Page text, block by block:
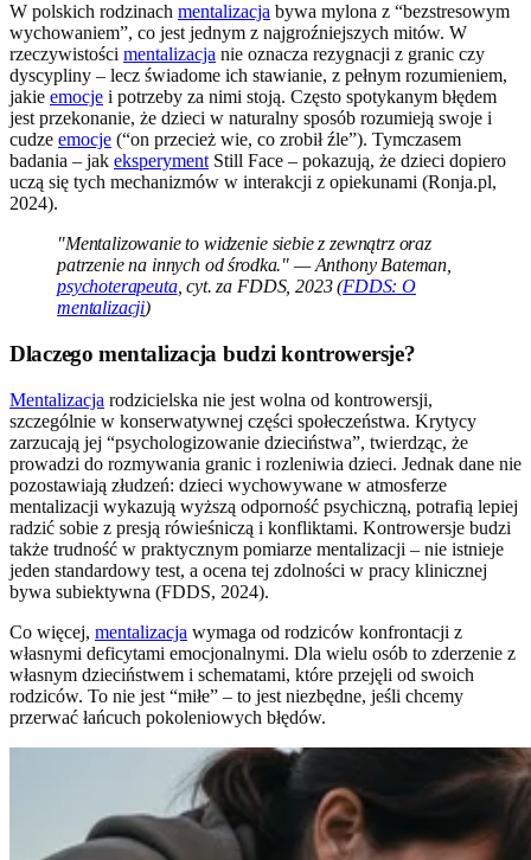
W polskich rodzinach mentalizacja bywa mylona z “bezstresowym
wychowaniem”, co jest jednym z najgroźniejszych mitów. W
rzeczywistości mentalizacja nie oznacza rezygnacji z granic czy
dyscypliny – lecz świadome ich stawianie, z pełnym rozumieniem,
jakie emocje i potrzeby za nimi stoją. Często spotykanym błędem
jest przekonanie, że dzieci w naturalny sposób rozumieją swoje i
cudze emocje (“on przecież wie, co zrobił źle”). Tymczasem
badania – jak eksperyment Still Face – pokazują, że dzieci dopiero
uczą się tych mechanizmów w interakcji z opiekunami (Ronja.pl,
2024).
"Mentalizowanie to widzenie siebie z zewnątrz oraz
patrzenie na innych od środka." — Anthony Bateman,
psychoterapeuta, cyt. za FDDS, 2023 (FDDS: O
mentalizacji)
Dlaczego mentalizacja budzi kontrowersje?
Mentalizacja rodzicielska nie jest wolna od kontrowersji,
szczególnie w konserwatywnej części społeczeństwa. Krytycy
zarzucają jej “psychologizowanie dzieciństwa”, twierdząc, że
prowadzi do rozmywania granic i rozleniwia dzieci. Jednak dane nie
pozostawiają złudzeń: dzieci wychowywane w atmosferze
mentalizacji wykazują wyższą odporność psychiczną, potrafią lepiej
radzić sobie z presją rówieśniczą i konfliktami. Kontrowersje budzi
także trudność w praktycznym pomiarze mentalizacji – nie istnieje
jeden standardowy test, a ocena tej zdolności w pracy klinicznej
bywa subiektywna (FDDS, 2024).
Co więcej, mentalizacja wymaga od rodziców konfrontacji z
własnymi deficytami emocjonalnymi. Dla wielu osób to zderzenie z
własnym dzieciństwem i schematami, które przejęli od swoich
rodziców. To nie jest “miłe” – to jest niezbędne, jeśli chcemy
przerwać łańcuch pokoleniowych błędów.